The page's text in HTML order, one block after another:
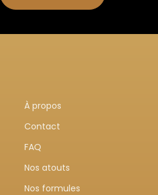
À propos
Contact
FAQ
Nos atouts
Nos formules